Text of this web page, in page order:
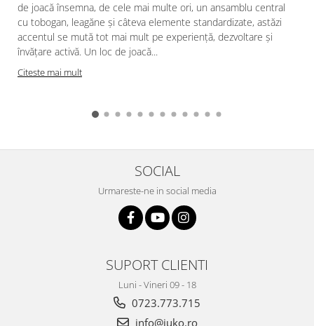
de joacă însemna, de cele mai multe ori, un ansamblu central
cu tobogan, leagăne și câteva elemente standardizate, astăzi
accentul se mută tot mai mult pe experiență, dezvoltare și
învățare activă. Un loc de joacă...
Citeste mai mult
SOCIAL
Urmareste-ne in social media
SUPORT CLIENTI
Luni - Vineri 09 - 18
0723.773.715
info@juko.ro